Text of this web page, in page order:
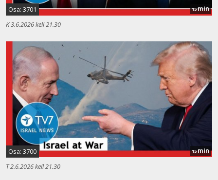
Osa: 3701 15min
K 3.6.2026 kell 21.30
Osa: 3700 15min
T 2.6.2026 kell 21.30